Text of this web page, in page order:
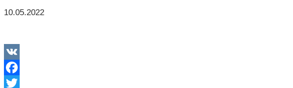
10.05.2022
VK
Facebook